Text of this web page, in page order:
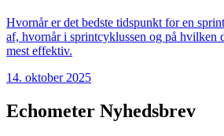
Hvornår er det bedste tidspunkt for en
af, hvornår i sprintcyklussen og på hvilken
mest effektiv.
14. oktober 2025
Echometer Nyhedsbrev